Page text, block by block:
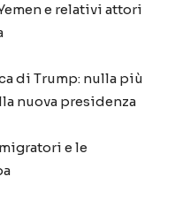
e relativi attori
di Trump: nulla più
nuova presidenza
e le